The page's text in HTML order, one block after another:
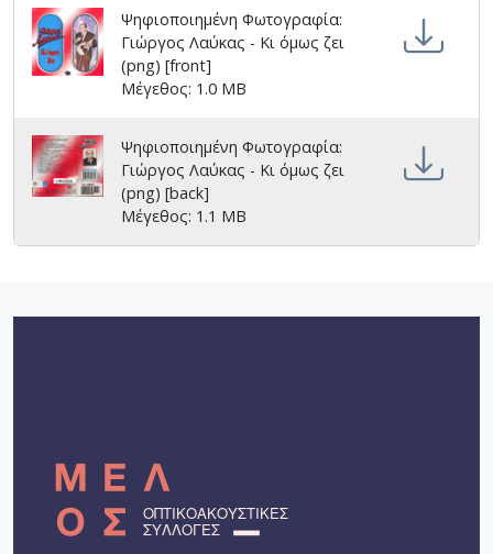
Ψηφιοποιημένη Φωτογραφία:
Γιώργος Λαύκας - Κι όμως ζει
(png) [front]
Μέγεθος: 1.0 MB
Ψηφιοποιημένη Φωτογραφία:
Γιώργος Λαύκας - Κι όμως ζει
(png) [back]
Μέγεθος: 1.1 MB